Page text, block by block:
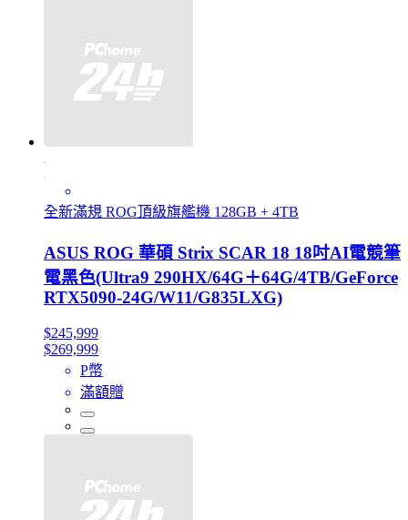
全新滿規 ROG頂級旗艦機 128GB + 4TB
ASUS ROG 華碩 Strix SCAR 18 18吋AI電競筆
電黑色(Ultra9 290HX/64G＋64G/4TB/GeForce
RTX5090-24G/W11/G835LXG)
$245,999
$269,999
P幣
滿額贈